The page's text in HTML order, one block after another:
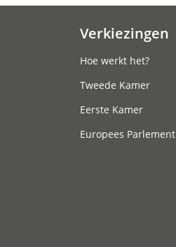
Verkiezingen
Hoe werkt het?
Tweede Kamer
Eerste Kamer
Europees Parlement